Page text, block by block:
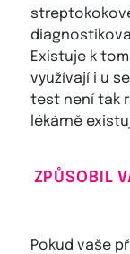
Existuje k
využívají i u
test není tak
lékárně
ZPŮSOBIL
Pokud vaše